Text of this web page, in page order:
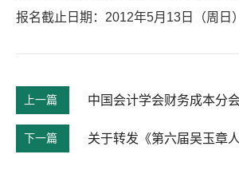
报名截止日期： 2012年5月13日（周日）
上一篇
下一篇